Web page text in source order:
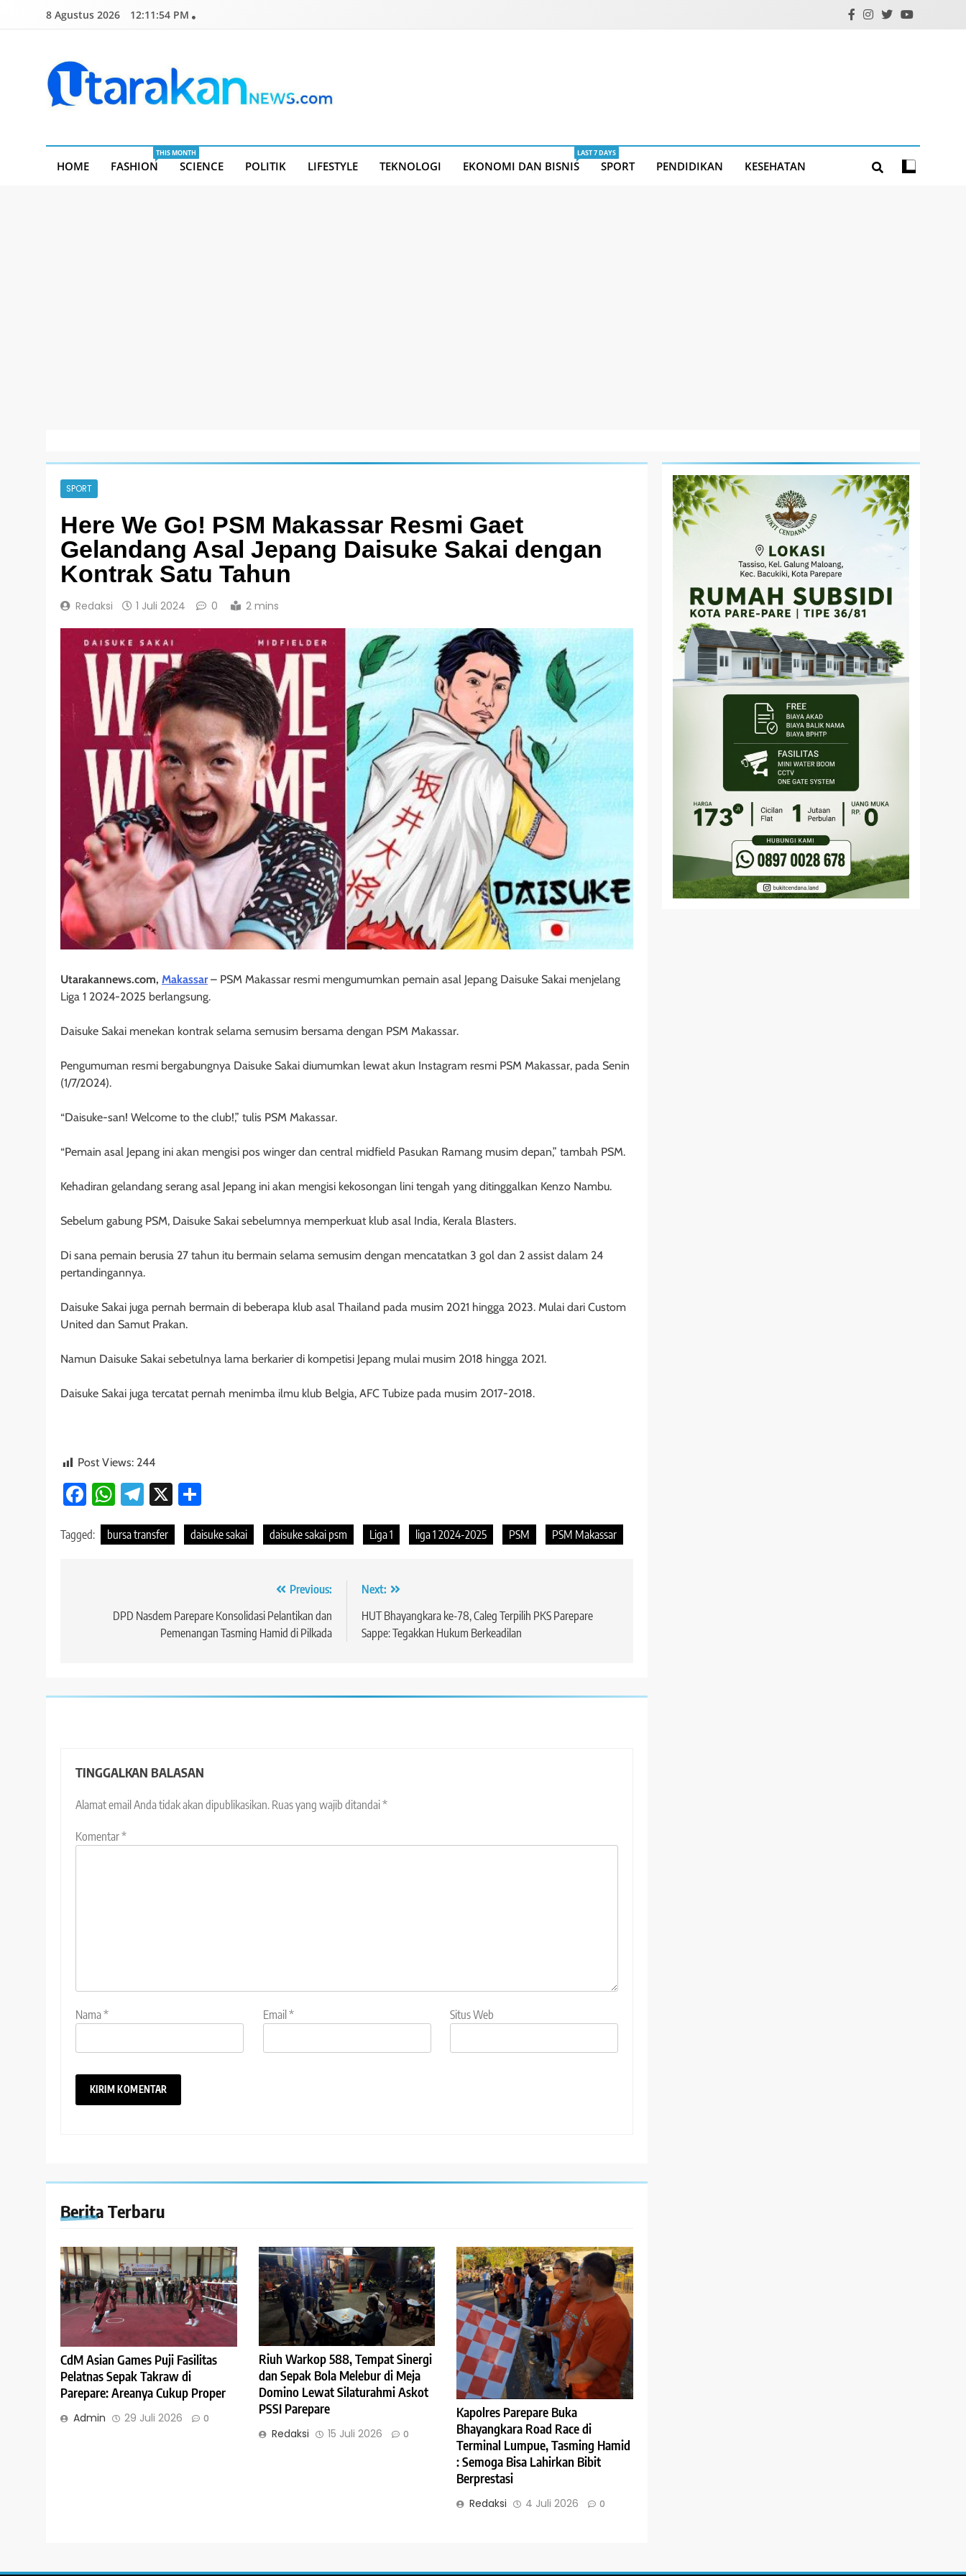
8 Agustus 2026 12:11:55 PM
HOME FASHION
THIS MONTH
SCIENCE POLITIK LIFESTYLE TEKNOLOGI EKONOMI DAN BISNIS
LAST 7 DAYS
SPORT PENDIDIKAN KESEHATAN
SPORT
Here We Go! PSM Makassar Resmi Gaet
Gelandang Asal Jepang Daisuke Sakai dengan
Kontrak Satu Tahun
Redaksi 1 Juli 2024 0 2 mins
Utarakannews.com, Makassar– PSM Makassar resmi mengumumkan pemain asal Jepang Daisuke Sakai menjelang
Liga 1 2024-2025 berlangsung.
Daisuke Sakai menekan kontrak selama semusim bersama dengan PSM Makassar.
Pengumuman resmi bergabungnya Daisuke Sakai diumumkan lewat akun Instagram resmi PSM Makassar, pada Senin
(1/7/2024).
“Daisuke-san! Welcome to the club!,” tulis PSM Makassar.
“Pemain asal Jepang ini akan mengisi pos winger dan central midfield Pasukan Ramang musim depan,” tambah PSM.
Kehadiran gelandang serang asal Jepang ini akan mengisi kekosongan lini tengah yang ditinggalkan Kenzo Nambu.
Sebelum gabung PSM, Daisuke Sakai sebelumnya memperkuat klub asal India, Kerala Blasters.
Di sana pemain berusia 27 tahun itu bermain selama semusim dengan mencatatkan 3 gol dan 2 assist dalam 24
pertandingannya.
Daisuke Sakai juga pernah bermain di beberapa klub asal Thailand pada musim 2021 hingga 2023. Mulai dari Custom
United dan Samut Prakan.
Namun Daisuke Sakai sebetulnya lama berkarier di kompetisi Jepang mulai musim 2018 hingga 2021.
Daisuke Sakai juga tercatat pernah menimba ilmu klub Belgia, AFC Tubize pada musim 2017-2018.
Post Views: 244
Facebook
WhatsApp
Telegram
X
Tagged: bursa transfer daisuke sakai daisuke sakai psm Liga 1 liga 1 2024-2025 PSM PSM Makassar
Previous:
DPD Nasdem Parepare Konsolidasi Pelantikan dan
Pemenangan Tasming Hamid di Pilkada
Next:
HUT Bhayangkara ke-78, Caleg Terpilih PKS Parepare
Sappe: Tegakkan Hukum Berkeadilan
TINGGALKAN BALASAN
Alamat email Anda tidak akan dipublikasikan. Ruas yang wajib ditandai*
Komentar*
Nama* Email * Situs Web
Berita Terbaru
CdM Asian Games Puji Fasilitas
Pelatnas Sepak Takraw di
Parepare: Areanya Cukup Proper
Admin 29 Juli 2026 0
Riuh Warkop 588, Tempat Sinergi
dan Sepak Bola Melebur di Meja
Domino Lewat Silaturahmi Askot
PSSI Parepare
Redaksi 15 Juli 2026 0
Kapolres Parepare Buka
Bhayangkara Road Race di
Terminal Lumpue, Tasming Hamid
: Semoga Bisa Lahirkan Bibit
Berprestasi
Redaksi 4 Juli 2026 0